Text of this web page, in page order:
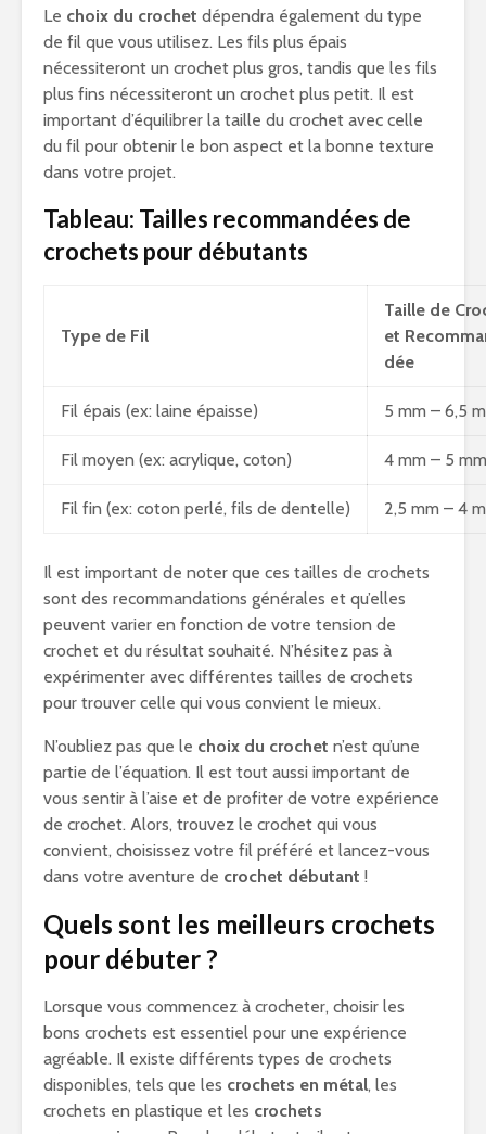
Le choix du crochet dépendra également du type
de fil que vous utilisez. Les fils plus épais
nécessiteront un crochet plus gros, tandis que les fils
plus fins nécessiteront un crochet plus petit. Il est
important d’équilibrer la taille du crochet avec celle
du fil pour obtenir le bon aspect et la bonne texture
dans votre projet.
Tableau: Tailles recommandées de
crochets pour débutants
Type de Fil
Taille de
et
dée
Fil épais (ex: laine épaisse) 5 mm – 6,5
Fil moyen (ex: acrylique, coton) 4 mm – 5 mm
Fil fin (ex: coton perlé, fils de dentelle) 2,5 mm – 4
Il est important de noter que ces tailles de crochets
sont des recommandations générales et qu’elles
peuvent varier en fonction de votre tension de
crochet et du résultat souhaité. N’hésitez pas à
expérimenter avec différentes tailles de crochets
pour trouver celle qui vous convient le mieux.
N’oubliez pas que le choix du crochet n’est qu’une
partie de l’équation. Il est tout aussi important de
vous sentir à l’aise et de profiter de votre expérience
de crochet. Alors, trouvez le crochet qui vous
convient, choisissez votre fil préféré et lancez-vous
dans votre aventure de crochet débutant !
Quels sont les meilleurs crochets
pour débuter ?
Lorsque vous commencez à crocheter, choisir les
bons crochets est essentiel pour une expérience
agréable. Il existe différents types de crochets
disponibles, tels que les crochets en métal, les
crochets en plastique et les crochets